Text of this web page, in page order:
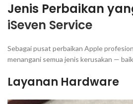
Jenis Perbaikan
iSeven Service
Sebagai pusat perbaikan Apple
menangani semua jenis kerusakan —
Layanan Hardware